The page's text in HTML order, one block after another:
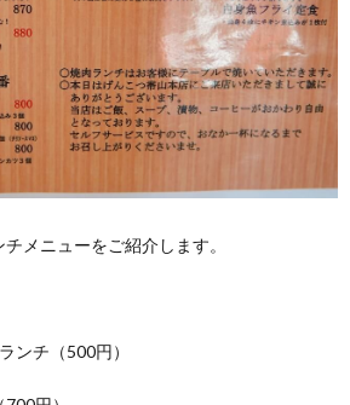
メニューをご紹介します。
ンチ（500円）